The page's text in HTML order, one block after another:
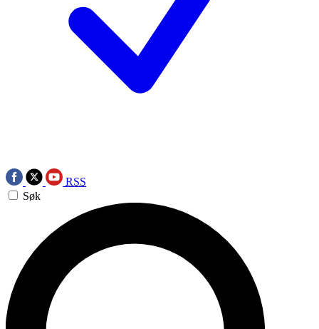
RSS
Søk